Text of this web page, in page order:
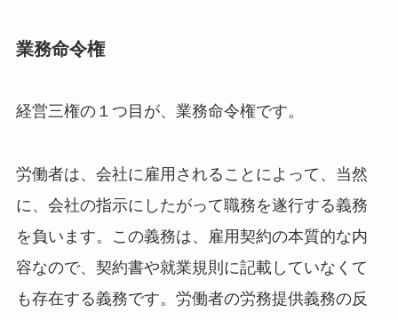
業務命令権
経営三権の１つ目が、業務命令権です。
労働者は、会社に雇用されることによって、 当然
に、会社の指示にしたがって職務を遂行する義務
を負います。この義務は、雇用契約の本質的な内
容なので、契約書や就業規則に記載していなくて
も存在する義務です。労働者の労務提供義務の反